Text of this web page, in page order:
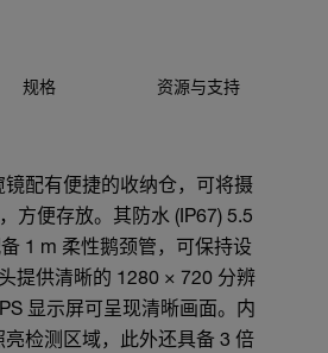
规格 资源与支持
配有便捷的收纳仓，可将摄
方便存放。其防水 (IP67) 5.5
1 m 柔性鹅颈管，可保持设
提供清晰的 1280 × 720 分辨
显示屏可呈现清晰画面。内
亮检测区域，此外还具备 3 倍